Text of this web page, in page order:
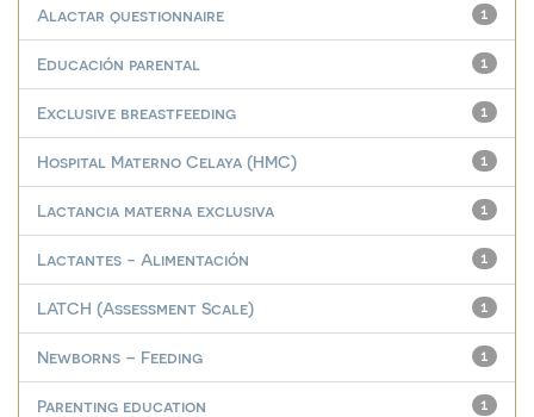
1
Alactar questionnaire
1
Educación parental
1
Exclusive breastfeeding
1
Hospital Materno Celaya (HMC)
1
Lactancia materna exclusiva
1
Lactantes - Alimentación
1
LATCH (Assessment Scale)
1
Newborns – Feeding
1
Parenting education